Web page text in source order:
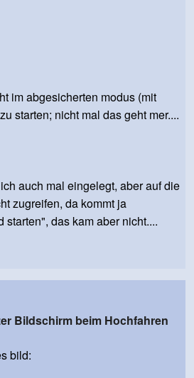
im abgesicherten modus (mit
starten; nicht mal das geht mer....
auch mal eingelegt, aber auf die
zugreifen, da kommt ja
das kam aber nicht....
Bildschirm beim Hochfahren
bild: